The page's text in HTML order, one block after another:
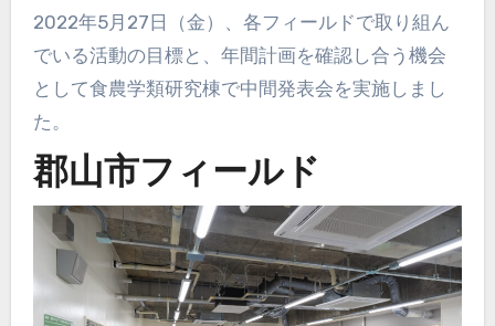
2022年5月27日（金）、各フィールドで取り組ん
でいる活動の目標と、年間計画を確認し合う機会
として食農学類研究棟で中間発表会を実施しまし
た。
郡山市フィールド